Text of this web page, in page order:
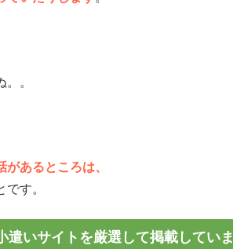
。
あるところは、
です。
いサイトを厳選して掲載していま